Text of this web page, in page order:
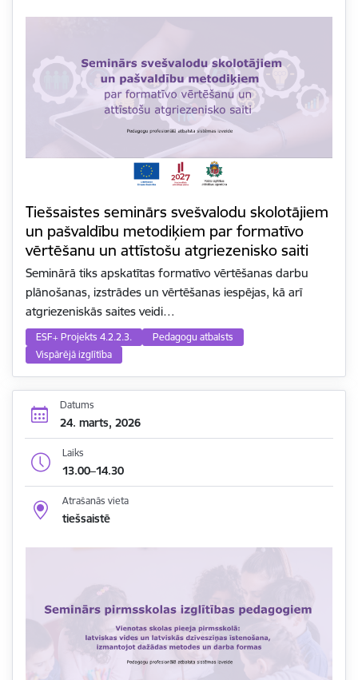
Tiešsaistes seminārs svešvalodu skolotājiem
un pašvaldību metodiķiem par formatīvo
vērtēšanu un attīstošu atgriezenisko saiti
Seminārā tiks apskatītas formatīvo vērtēšanas darbu
plānošanas, izstrādes un vērtēšanas iespējas, kā arī
atgriezeniskās saites veidi…
ESF+ Projekts 4.2.2.3.
Pedagogu atbalsts
Vispārējā izglītība
Datums
24. marts, 2026
Laiks
13.00–14.30
Atrašanās vieta
tiešsaistē